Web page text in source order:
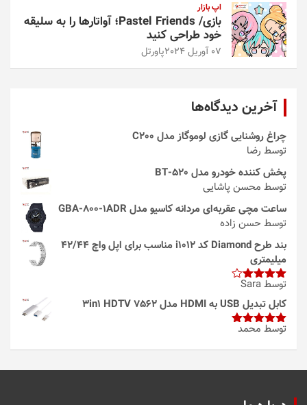
اپ بازار
بازی/ Pastel Friends؛ آواتارها را به سلیقه
خود طراحی کنید
07 آوریل 2024 پاورتل
آخرین دیدگاه‌ها
چراغ روشنایی گازی لوموگاز مدل C200
توسط رضا
پخش کننده خودرو مدل 520-BT
توسط محسن پاشایی
ساعت مچی عقربه‌ای مردانه کاسیو مدل GBA-800-1ADR
توسط حسن زاده
بند طرح Diamond کد i1012 مناسب برای اپل واچ 42/44
میلیمتری
امتیاز4
از 5
توسط Sara
کابل تبدیل USB به HDMI مدل 3in1 HDTV 7562
امتیاز5از
توسط محمد